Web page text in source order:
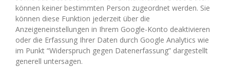
können keiner bestimmten Person zugeordnet werden. Sie
können diese Funktion jederzeit über die
Anzeigeneinstellungen in Ihrem Google-Konto deaktivieren
oder die Erfassung Ihrer Daten durch Google Analytics wie
im Punkt “Widerspruch gegen Datenerfassung” dargestellt
generell untersagen.